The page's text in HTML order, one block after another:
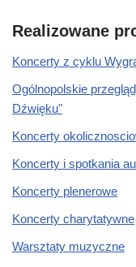
Realizowane
Koncerty z cyklu
Ogólnopolskie
Dźwięku"
Koncerty
Koncerty i spotkania
Koncerty plenerowe
Koncerty charytatywne
Warsztaty muzyczne